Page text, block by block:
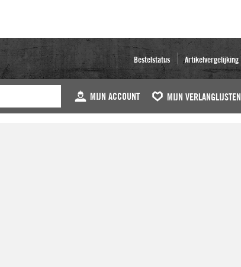
Bestelstatus Artikelvergelijking
MIJN ACCOUNT MIJN VERLANGLIJSTEN